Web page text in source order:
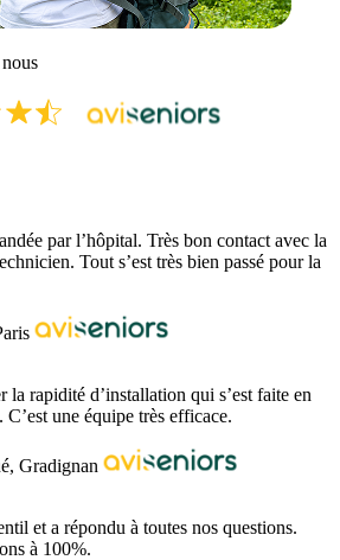
par l’hôpital. Très bon contact avec la
Tout s’est très bien passé pour la
la rapidité d’installation qui s’est faite en
une équipe très efficace.
Gradignan
et a répondu à toutes nos questions.
à 100%.